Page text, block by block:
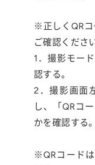
※正しくQRコ
ご確認くださ
1．撮影モー
認する。
2．撮影画面
し、「QRコ
かを確認する。
※QRコード